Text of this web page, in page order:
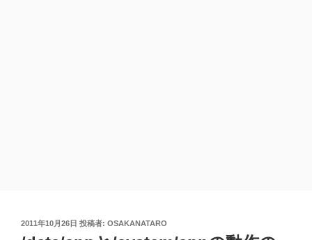
投
稿
2011年10月26日 投稿者: OSAKANATARO